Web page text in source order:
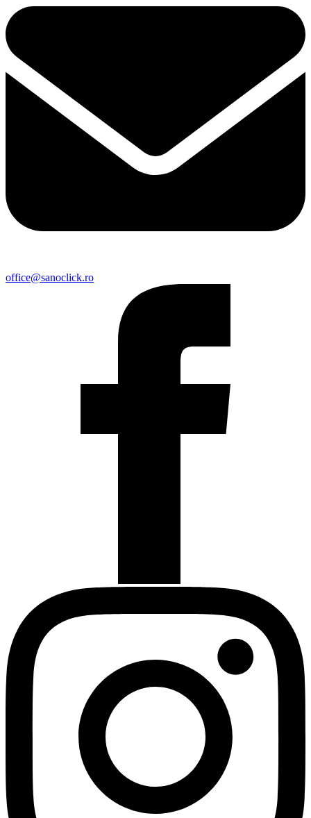
office@sanoclick.ro